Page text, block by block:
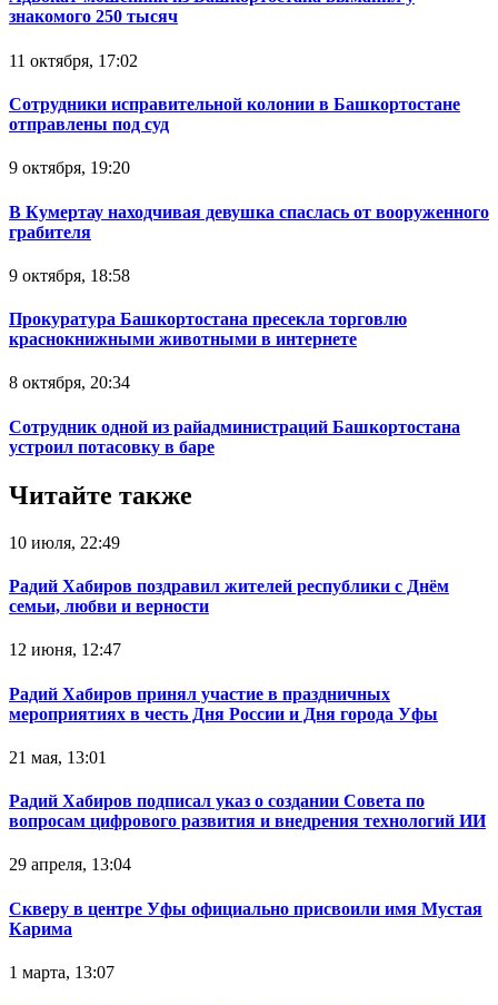
знакомого 250 тысяч
11 октября, 17:02
Сотрудники исправительной колонии в Башкортостане
отправлены под суд
9 октября, 19:20
В Кумертау находчивая девушка спаслась от вооруженного
грабителя
9 октября, 18:58
Прокуратура Башкортостана пресекла торговлю
краснокнижными животными в интернете
8 октября, 20:34
Сотрудник одной из райадминистраций Башкортостана
устроил потасовку в баре
Читайте также
10 июля, 22:49
Радий Хабиров поздравил жителей республики с Днём
семьи, любви и верности
12 июня, 12:47
Радий Хабиров принял участие в праздничных
мероприятиях в честь Дня России и Дня города Уфы
21 мая, 13:01
Радий Хабиров подписал указ о создании Совета по
вопросам цифрового развития и внедрения технологий ИИ
29 апреля, 13:04
Скверу в центре Уфы официально присвоили имя Мустая
Карима
1 марта, 13:07